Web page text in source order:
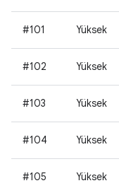
#101 Yüksek
#102 Yüksek
#103 Yüksek
#104 Yüksek
#105 Yüksek